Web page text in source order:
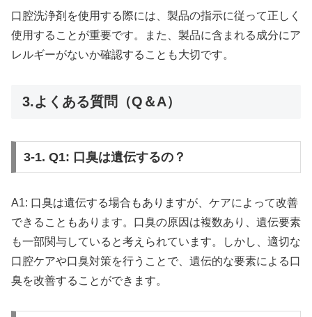
口腔洗浄剤を使用する際には、製品の指示に従って正しく
使用することが重要です。また、製品に含まれる成分にア
レルギーがないか確認することも大切です。
3.よくある質問（Q＆A）
3-1. Q1: 口臭は遺伝するの？
A1: 口臭は遺伝する場合もありますが、ケアによって改善
できることもあります。口臭の原因は複数あり、遺伝要素
も一部関与していると考えられています。しかし、適切な
口腔ケアや口臭対策を行うことで、遺伝的な要素による口
臭を改善することができます。